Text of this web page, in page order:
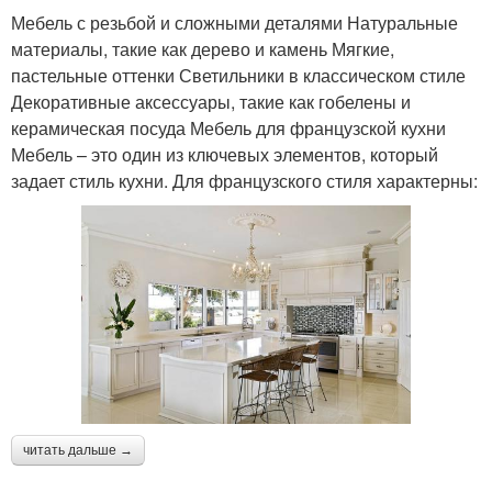
Мебель с резьбой и сложными деталями Натуральные
материалы, такие как дерево и камень Мягкие,
пастельные оттенки Светильники в классическом стиле
Декоративные аксессуары, такие как гобелены и
керамическая посуда Мебель для французской кухни
Мебель – это один из ключевых элементов, который
задает стиль кухни. Для французского стиля характерны:
читать дальше →